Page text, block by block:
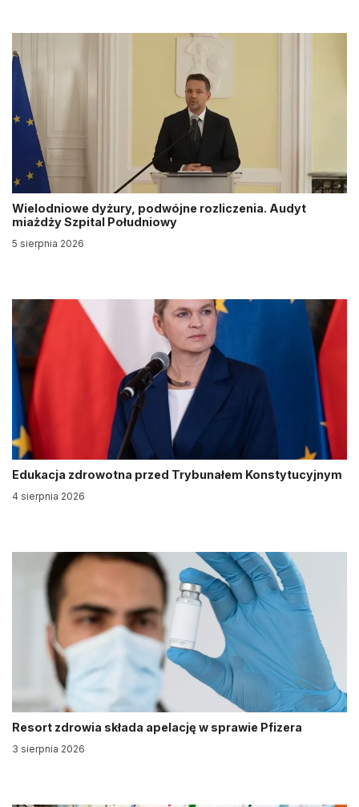
Wielodniowe dyżury, podwójne rozliczenia. Audyt
miażdży Szpital Południowy
5 sierpnia 2026
Edukacja zdrowotna przed Trybunałem Konstytucyjnym
4 sierpnia 2026
Resort zdrowia składa apelację w sprawie Pfizera
3 sierpnia 2026